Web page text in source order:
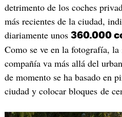
detrimento de los coches
más recientes de la ciudad,
diariamente unos 360.000
Como se ve en la fotografía,
compañía va más allá del
de momento se ha basado en
ciudad y colocar bloques de